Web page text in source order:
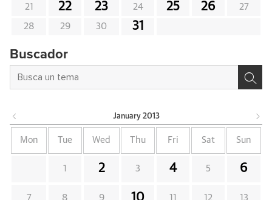
21 22 23 24 25 26 27
28 29 30 31
Buscador
January 2013
Mon Tue Wed Thu Fri Sat Sun
1 2 3 4 5 6
7 8 9 10 11 12 13